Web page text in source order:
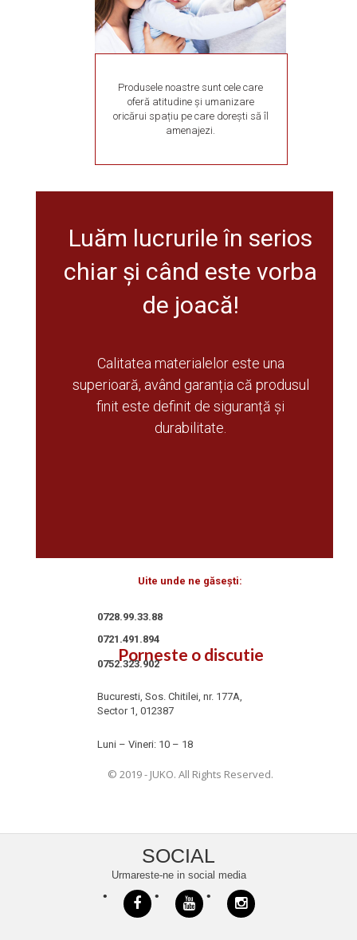
Produsele noastre sunt cele care
oferă atitudine și umanizare
oricărui spațiu pe care dorești să îl
amenajezi.
Luăm lucrurile în serios
chiar și când este vorba
de joacă!
Calitatea materialelor este una
superioară, având garanția că produsul
finit este definit de siguranță și
durabilitate.
Porneste o discutie
Uite unde ne găsești:
0728.99.33.88
Bucuresti, Sos. Chitilei, nr. 177A,
Sector 1, 012387
Luni – Vineri: 10 – 18
© 2019 - JUKO. All Rights Reserved.
0721.491.894
0752.323.902
SOCIAL
Urmareste-ne in social media